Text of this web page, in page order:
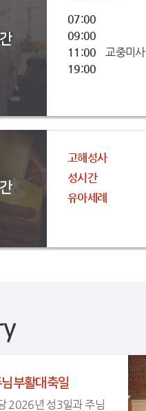
07:00
09:00
11:00
교중미사
19:00
고해성사
성시간
유아세례
부활대축일